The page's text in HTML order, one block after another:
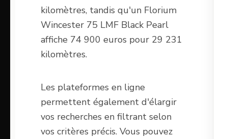
kilomètres, tandis qu'un Florium
Wincester 75 LMF Black Pearl
affiche 74 900 euros pour 29 231
kilomètres.
Les plateformes en ligne
permettent également d'élargir
vos recherches en filtrant selon
vos critères précis. Vous pouvez